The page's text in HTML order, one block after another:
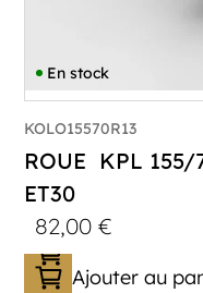
En stock
KOLO15570R13
ROUE KPL 155/
ET30
82,00€
Ajouter au